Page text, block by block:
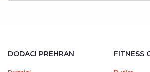
DODACI PREHRANI FITNESS